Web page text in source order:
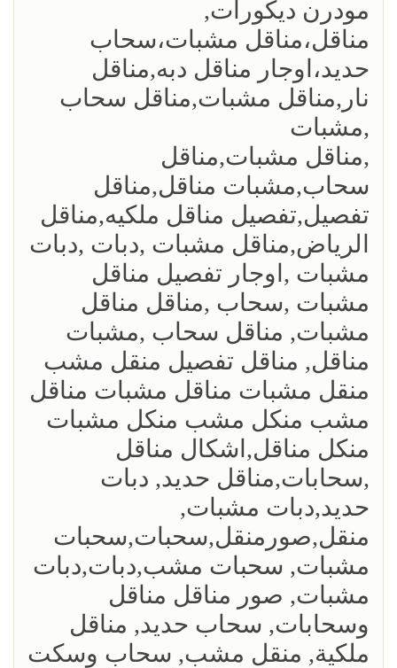
مودرن ديكورات,
مناقل،مناقل مشبات،سحاب
حديد،اوجار مناقل دبه,مناقل
نار,مناقل مشبات,مناقل سحاب
,مشبات
,مناقل مشبات,مناقل
سحاب,مشبات مناقل,مناقل
تفصيل,تفصيل مناقل ملكيه,مناقل
الرياض,مناقل مشبات ,دبات ,دبات
مشبات ,اوجار تفصيل مناقل
مشبات ,سحاب ,مناقل مناقل
مشبات, مناقل سحاب ,مشبات
مناقل, مناقل تفصيل منقل مشب
منقل مشبات مناقل مشبات مناقل
مشب منكل مشب منكل مشبات
منكل مناقل,اشكال مناقل
,سحابات,مناقل حديد, دبات
حديد,دبات مشبات,
منقل,صورمنقل,سحبات,سحبات
مشبات, سحبات مشب,دبات,دبات
مشبات, صور مناقل مناقل
وسحابات, سحاب حديد, مناقل
ملكية, منقل مشب, سحاب وسكت